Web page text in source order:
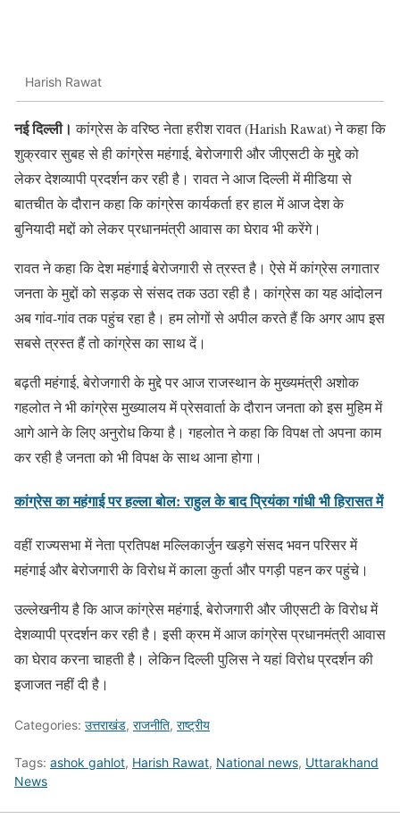
Harish Rawat
नई दिल्ली। कांग्रेस के वरिष्ठ नेता हरीश रावत (Harish Rawat) ने कहा कि
शुक्रवार सुबह से ही कांग्रेस महंगाई, बेरोजगारी और जीएसटी के मुद्दे को
लेकर देशव्यापी प्रदर्शन कर रही है। रावत ने आज दिल्ली में मीडिया से
बातचीत के दौरान कहा कि कांग्रेस कार्यकर्ता हर हाल में आज देश के
बुनियादी मद्दों को लेकर प्रधानमंत्री आवास का घेराव भी करेंगे।
रावत ने कहा कि देश महंगाई बेरोजगारी से त्रस्त है। ऐसे में कांग्रेस लगातार
जनता के मुद्दों को सड़क से संसद तक उठा रही है। कांग्रेस का यह आंदोलन
अब गांव-गांव तक पहुंच रहा है। हम लोगों से अपील करते हैं कि अगर आप इस
सबसे त्रस्त हैं तो कांग्रेस का साथ दें।
बढ़ती महंगाई, बेरोजगारी के मुद्दे पर आज राजस्थान के मुख्यमंत्री अशोक
गहलोत ने भी कांग्रेस मुख्यालय में प्रेसवार्ता के दौरान जनता को इस मुहिम में
आगे आने के लिए अनुरोध किया है। गहलोत ने कहा कि विपक्ष तो अपना काम
कर रही है जनता को भी विपक्ष के साथ आना होगा।
कांग्रेस का महंगाई पर हल्ला बोल: राहुल के बाद प्रियंका गांधी भी हिरासत में
वहीं राज्यसभा में नेता प्रतिपक्ष मल्लिकार्जुन खड़गे संसद भवन परिसर में
महंगाई और बेरोजगारी के विरोध में काला कुर्ता और पगड़ी पहन कर पहुंचे।
उल्लेखनीय है कि आज कांग्रेस महंगाई, बेरोजगारी और जीएसटी के विरोध में
देशव्यापी प्रदर्शन कर रही है। इसी क्रम में आज कांग्रेस प्रधानमंत्री आवास
का घेराव करना चाहती है। लेकिन दिल्ली पुलिस ने यहां विरोध प्रदर्शन की
इजाजत नहीं दी है।
Categories: उत्तराखंड, राजनीति, राष्ट्रीय
Tags: ashok gahlot, Harish Rawat, National news, Uttarakhand
News